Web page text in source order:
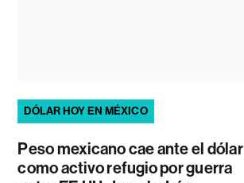
DÓLAR HOY EN MÉXICO
Peso mexicano cae ante el dólar
como activo refugio por guerra